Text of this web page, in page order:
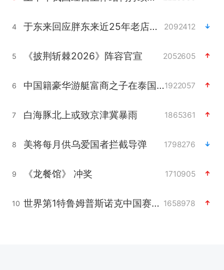
4 于东来回应胖东来近25年老店年底关闭 2092412
5 《披荆斩棘2026》阵容官宣 2052605
6 中国籍豪华游艇富商之子在泰国被杀1922057
7 白海豚北上或致京津冀暴雨 1865361
8 美将每月供乌爱国者拦截导弹 1798276
9 《龙餐馆》 冲奖 1710905
10 世界第1特鲁姆普斯诺克中国赛一轮游 1658978